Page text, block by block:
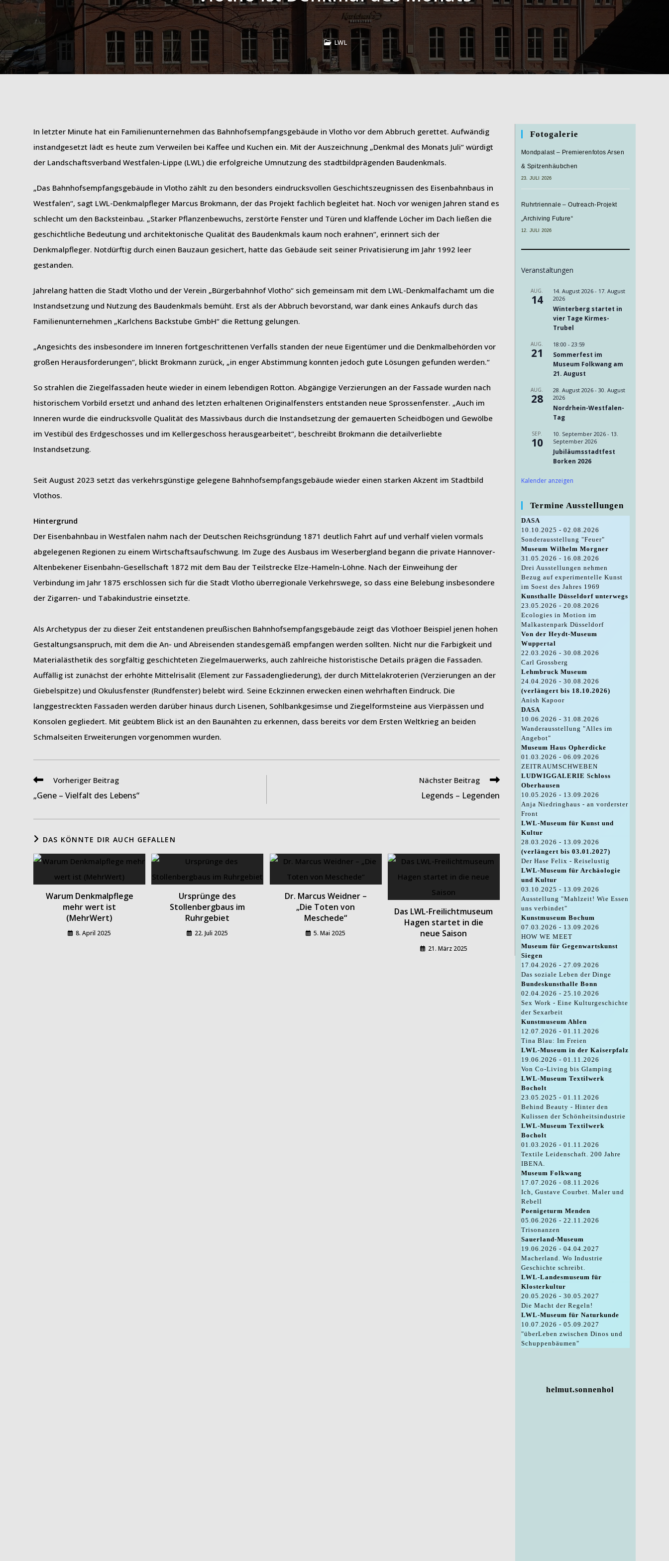
LWL
In letzter Minute hat ein Familienunternehmen das Bahnhofsempfangsgebäude in Vlotho vor dem Abbruch gerettet. Aufwändig
instandgesetzt lädt es heute zum Verweilen bei Kaffee und Kuchen ein. Mit der Auszeichnung „Denkmal des Monats Juli“ würdigt
der Landschaftsverband Westfalen-Lippe (LWL) die erfolgreiche Umnutzung des stadtbildprägenden Baudenkmals.
„Das Bahnhofsempfangsgebäude in Vlotho zählt zu den besonders eindrucksvollen Geschichtszeugnissen des Eisenbahnbaus in
Westfalen“, sagt LWL-Denkmalpfleger Marcus Brokmann, der das Projekt fachlich begleitet hat. Noch vor wenigen Jahren stand es
schlecht um den Backsteinbau. „Starker Pflanzenbewuchs, zerstörte Fenster und Türen und klaffende Löcher im Dach ließen die
geschichtliche Bedeutung und architektonische Qualität des Baudenkmals kaum noch erahnen“, erinnert sich der
Denkmalpfleger. Notdürftig durch einen Bauzaun gesichert, hatte das Gebäude seit seiner Privatisierung im Jahr 1992 leer
gestanden.
Jahrelang hatten die Stadt Vlotho und der Verein „Bürgerbahnhof Vlotho“ sich gemeinsam mit dem LWL-Denkmalfachamt um die
Instandsetzung und Nutzung des Baudenkmals bemüht. Erst als der Abbruch bevorstand, war dank eines Ankaufs durch das
Familienunternehmen „Karlchens Backstube GmbH“ die Rettung gelungen.
„Angesichts des insbesondere im Inneren fortgeschrittenen Verfalls standen der neue Eigentümer und die Denkmalbehörden vor
großen Herausforderungen“, blickt Brokmann zurück, „in enger Abstimmung konnten jedoch gute Lösungen gefunden werden.“
So strahlen die Ziegelfassaden heute wieder in einem lebendigen Rotton. Abgängige Verzierungen an der Fassade wurden nach
historischem Vorbild ersetzt und anhand des letzten erhaltenen Originalfensters entstanden neue Sprossenfenster. „Auch im
Inneren wurde die eindrucksvolle Qualität des Massivbaus durch die Instandsetzung der gemauerten Scheidbögen und Gewölbe
im Vestibül des Erdgeschosses und im Kellergeschoss herausgearbeitet“, beschreibt Brokmann die detailverliebte
Instandsetzung.
Seit August 2023 setzt das verkehrsgünstige gelegene Bahnhofsempfangsgebäude wieder einen starken Akzent im Stadtbild
Vlothos.
Hintergrund
Der Eisenbahnbau in Westfalen nahm nach der Deutschen Reichsgründung 1871 deutlich Fahrt auf und verhalf vielen vormals
abgelegenen Regionen zu einem Wirtschaftsaufschwung. Im Zuge des Ausbaus im Weserbergland begann die private Hannover-
Altenbekener Eisenbahn-Gesellschaft 1872 mit dem Bau der Teilstrecke Elze-Hameln-Löhne. Nach der Einweihung der
Verbindung im Jahr 1875 erschlossen sich für die Stadt Vlotho überregionale Verkehrswege, so dass eine Belebung insbesondere
der Zigarren- und Tabakindustrie einsetzte.
Als Archetypus der zu dieser Zeit entstandenen preußischen Bahnhofsempfangsgebäude zeigt das Vlothoer Beispiel jenen hohen
Gestaltungsanspruch, mit dem die An- und Abreisenden standesgemäß empfangen werden sollten. Nicht nur die Farbigkeit und
Materialästhetik des sorgfältig geschichteten Ziegelmauerwerks, auch zahlreiche historistische Details prägen die Fassaden.
Auffällig ist zunächst der erhöhte Mittelrisalit (Element zur Fassadengliederung), der durch Mittelakroterien (Verzierungen an der
Giebelspitze) und Okulusfenster (Rundfenster) belebt wird. Seine Eckzinnen erwecken einen wehrhaften Eindruck. Die
langgestreckten Fassaden werden darüber hinaus durch Lisenen, Sohlbankgesimse und Ziegelformsteine aus Vierpässen und
Konsolen gegliedert. Mit geübtem Blick ist an den Baunähten zu erkennen, dass bereits vor dem Ersten Weltkrieg an beiden
Schmalseiten Erweiterungen vorgenommen wurden.
Weitere
ansehen
Vorheriger Beitrag
„Gene – Vielfalt des Lebens“
Nächster Beitrag
Legends – Legenden
DAS KÖNNTE DIR AUCH GEFALLEN
Warum Denkmalpflege
mehr wert ist
(MehrWert)
8. April 2025
Ursprünge des
Stollenbergbaus im
Ruhrgebiet
22. Juli 2025
Dr. Marcus Weidner –
„Die Toten von
Meschede“
5. Mai 2025
Das LWL-Freilichtmuseum
Hagen startet in die
neue Saison
21. März 2025
Fotogalerie
Mondpalast – Premierenfotos Arsen
& Spitzenhäubchen
23. JULI 2026
Ruhrtriennale – Outreach-Projekt
„Archiving Future“
12. JULI 2026
Veranstaltungen
AUG.
14
14. August 2026- 17. August
2026
Winterberg startet in
vier Tage Kirmes-
Trubel
AUG.
21
18:00 - 23:59
Sommerfest im
Museum Folkwang am
21. August
AUG.
28
28. August 2026- 30. August
2026
Nordrhein-Westfalen-
Tag
SEP.
10
10. September 2026- 13.
September 2026
Jubiläumsstadtfest
Borken 2026
Kalender anzeigen
Termine Ausstellungen
DASA
10.10.2025 - 02.08.2026
Sonderausstellung "Feuer"
Museum Wilhelm Morgner
31.05.2026 - 16.08.2026
Drei Ausstellungen nehmen
Bezug auf experimentelle Kunst
im Soest des Jahres 1969
Kunsthalle Düsseldorf unterwegs
23.05.2026 - 20.08.2026
Ecologies in Motion im
Malkastenpark Düsseldorf
Von der Heydt-Museum
Wuppertal
22.03.2026 - 30.08.2026
Carl Grossberg
Lehmbruck Museum
24.04.2026 - 30.08.2026
(verlängert bis 18.10.2026)
Anish Kapoor
DASA
10.06.2026 - 31.08.2026
Wanderausstellung "Alles im
Angebot"
Museum Haus Opherdicke
01.03.2026 - 06.09.2026
ZEITRAUMSCHWEBEN
LUDWIGGALERIE Schloss
Oberhausen
10.05.2026 - 13.09.2026
Anja Niedringhaus - an vorderster
Front
LWL-Museum für Kunst und
Kultur
28.03.2026 - 13.09.2026
(verlängert bis 03.01.2027)
Der Hase Felix - Reiselustig
LWL-Museum für Archäologie
und Kultur
03.10.2025 - 13.09.2026
Ausstellung "Mahlzeit! Wie Essen
uns verbindet"
Kunstmuseum Bochum
07.03.2026 - 13.09.2026
HOW WE MEET
Museum für Gegenwartskunst
Siegen
17.04.2026 - 27.09.2026
Das soziale Leben der Dinge
Bundeskunsthalle Bonn
02.04.2026 - 25.10.2026
Sex Work - Eine Kulturgeschichte
der Sexarbeit
Kunstmuseum Ahlen
12.07.2026 - 01.11.2026
Tina Blau: Im Freien
LWL-Museum in der Kaiserpfalz
19.06.2026 - 01.11.2026
Von Co-Living bis Glamping
LWL-Museum Textilwerk
Bocholt
23.05.2025 - 01.11.2026
Behind Beauty - Hinter den
Kulissen der Schönheitsindustrie
LWL-Museum Textilwerk
Bocholt
01.03.2026 - 01.11.2026
Textile Leidenschaft. 200 Jahre
IBENA.
Museum Folkwang
17.07.2026 - 08.11.2026
Ich, Gustave Courbet. Maler und
Rebell
Poenigeturm Menden
05.06.2026 - 22.11.2026
Trisonanzen
Sauerland-Museum
19.06.2026 - 04.04.2027
Macherland. Wo Industrie
Geschichte schreibt.
LWL-Landesmuseum für
Klosterkultur
20.05.2026 - 30.05.2027
Die Macht der Regeln!
LWL-Museum für Naturkunde
10.07.2026 - 05.09.2027
"überLeben zwischen Dinos und
Schuppenbäumen"
helmut.sonnenhol